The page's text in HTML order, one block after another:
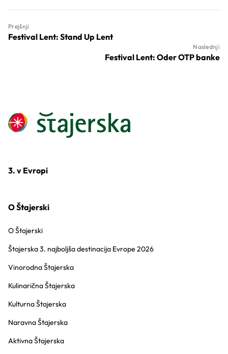
Prejšnji
Festival Lent: Stand Up Lent
Naslednji
Festival Lent: Oder OTP banke
3. v Evropi
O Štajerski
O Štajerski
Štajerska 3. najboljša destinacija Evrope 2026
Vinorodna Štajerska
Kulinarična Štajerska
Kulturna Štajerska
Naravna Štajerska
Aktivna Štajerska